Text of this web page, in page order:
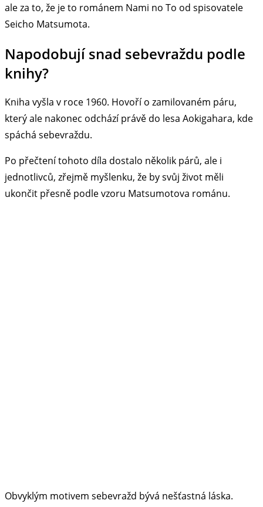
ale za to, že je to románem Nami no To od spisovatele
Seicho Matsumota.
Napodobují snad sebevraždu podle
knihy?
Kniha vyšla v roce 1960. Hovoří o zamilovaném páru,
který ale nakonec odchází právě do lesa Aokigahara, kde
spáchá sebevraždu.
Po přečtení tohoto díla dostalo několik párů, ale i
jednotlivců, zřejmě myšlenku, že by svůj život měli
ukončit přesně podle vzoru Matsumotova románu.
Obvyklým motivem sebevražd bývá nešťastná láska.